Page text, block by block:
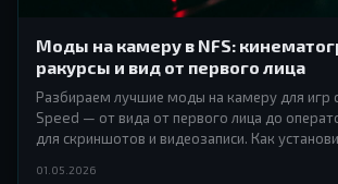
Моды на камеру в NFS:
ракурсы и вид от первого лица
Разбираем лучшие моды на камеру для игр
Speed — от вида от первого лица до
для скриншотов и видеозаписи. Как
01.05.2026